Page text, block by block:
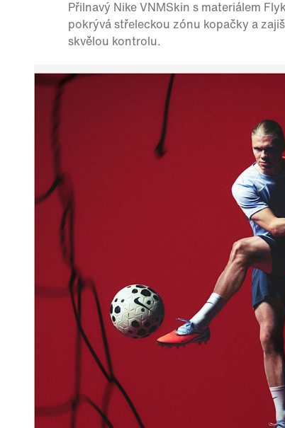
Přilnavý Nike VNMSkin s materiálem
pokrývá střeleckou zónu kopačky a
skvělou kontrolu.